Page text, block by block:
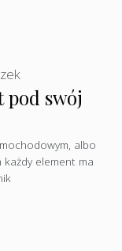
swój
albo
każdy element ma